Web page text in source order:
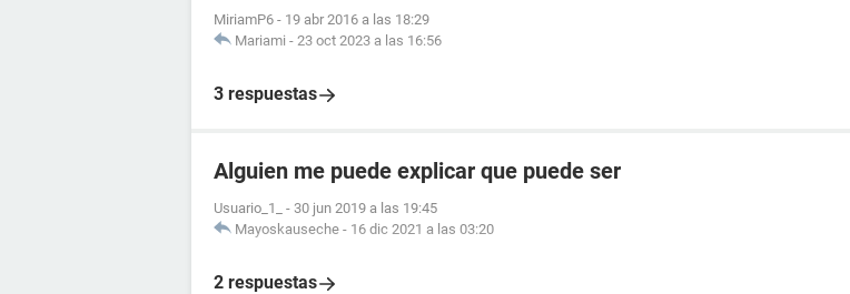
MiriamP6 - 19 abr 2016 a las 18:29
Mariami - 23 oct 2023 a las 16:56
3 respuestas
Alguien me puede explicar que puede ser
Usuario_1_ - 30 jun 2019 a las 19:45
Mayoskauseche - 16 dic 2021 a las 03:20
2 respuestas